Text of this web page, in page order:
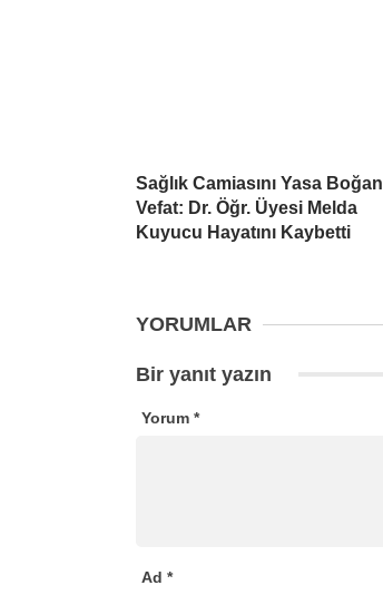
Sağlık Camiasını Yasa Boğan
Vefat: Dr. Öğr. Üyesi Melda
Kuyucu Hayatını Kaybetti
YORUMLAR
Bir yanıt yazın
Yorum *
Ad *